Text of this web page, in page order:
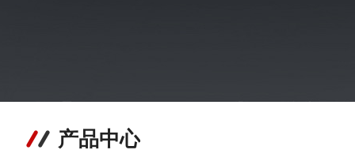
产品中心